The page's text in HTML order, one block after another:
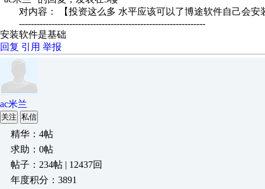
对内容： 【投资这么多 水平应该可以了博途软件自己会安
---------------------------------------------------------------
安装软件是基础
回复 引用 举报
ac米兰
关注 私信
精华：4帖
求助：0帖
帖子：234帖 | 12437回
年度积分：3891